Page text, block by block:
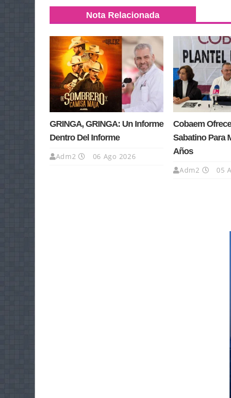
Nota Relacionada
GRINGA, GRINGA: Un Informe
Dentro Del Informe
Adm2 06 Ago 2026
Cobaem
Sabatino Para
Años
Adm2 05